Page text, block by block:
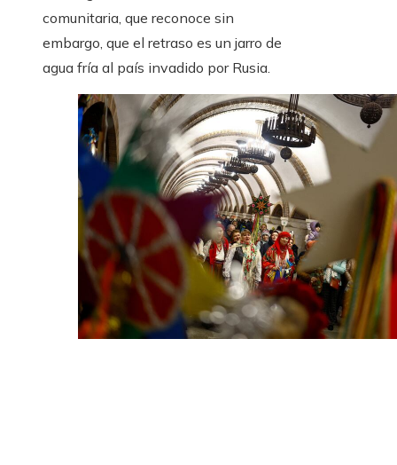
comunitaria, que reconoce sin
embargo, que el retraso es un jarro de
agua fría al país invadido por Rusia.